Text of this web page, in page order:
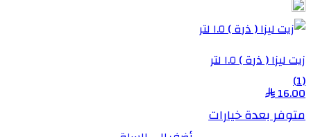
زيت ليزا ( ذرة ) ١.٥ لتر
(1)
16.00
متوفر بعدة خيارات